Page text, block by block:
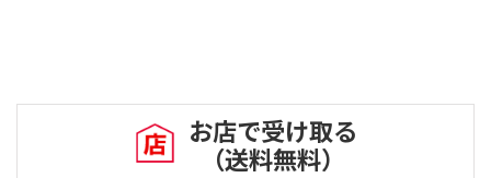
お店で受け取る
（送料無料）